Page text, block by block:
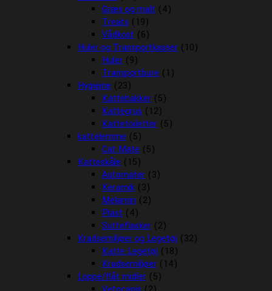
Græs og malt (4)
Treats (19)
Vådkost (6)
Huler og Transportkasser (10)
Huler (9)
Transportbure (1)
Hygiejne (23)
Kattebakker (5)
Kattegrus (12)
Kattetoiletter (5)
kattelemme (5)
Cat Mate (5)
Katteskåle (15)
Automater (3)
Keramik (3)
Melamin (2)
Plast (4)
Sutteflasker (2)
Kradsemiljøer og Legetøj (32)
Katte Legetøj (18)
Kradsemiljøer (14)
Loppe/flåt midler (5)